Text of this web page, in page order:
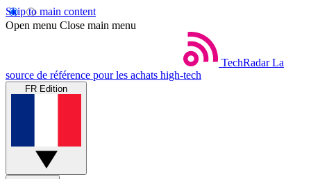
Skip to main content
Open menu Close main menu
TechRadar La
source de référence pour les achats high-tech
FR Edition